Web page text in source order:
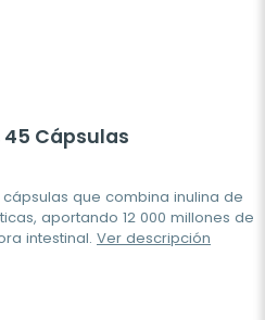
Cápsulas
que combina inulina de
aportando 12 000 millones de
intestinal. Ver descripción